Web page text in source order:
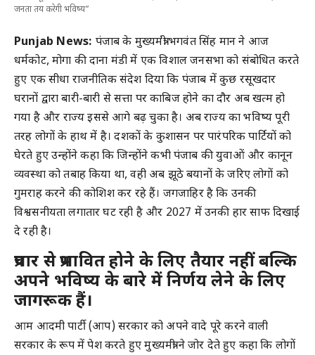
जनता तय करेगी भविष्य”
Punjab News: पंजाब के मुख्यमंत्री भगवंत सिंह मान ने आज
धर्मकोट, मोगा की दाना मंडी में एक विशाल जनसभा को संबोधित करते
हुए एक सीधा राजनीतिक संदेश दिया कि पंजाब में कुछ रसूखदार
घरानों द्वारा बारी-बारी से सत्ता पर काबिज होने का दौर अब खत्म हो
गया है और राज्य इससे आगे बढ़ चुका है। अब राज्य का भविष्य पूरी
तरह लोगों के हाथ में है। दशकों के कुशासन पर पारंपरिक पार्टियों को
घेरते हुए उन्होंने कहा कि जिन्होंने कभी पंजाब की युवाओं और कानून
व्यवस्था को तबाह किया था, वही अब झूठे बयानों के जरिए लोगों को
गुमराह करने की कोशिश कर रहे हैं। जगजाहिर है कि उनकी
विश्वसनीयता लगातार घट रही है और 2027 में उनकी हार साफ दिखाई
दे रही है।
प्रचार से प्रभावित होने के लिए तैयार नहीं बल्कि
अपने भविष्य के बारे में निर्णय लेने के लिए
जागरूक हैं।
आम आदमी पार्टी (आप) सरकार को अपने वादे पूरे करने वाली
सरकार के रूप में पेश करते हुए मुख्यमंत्री ने जोर देते हुए कहा कि लोगों